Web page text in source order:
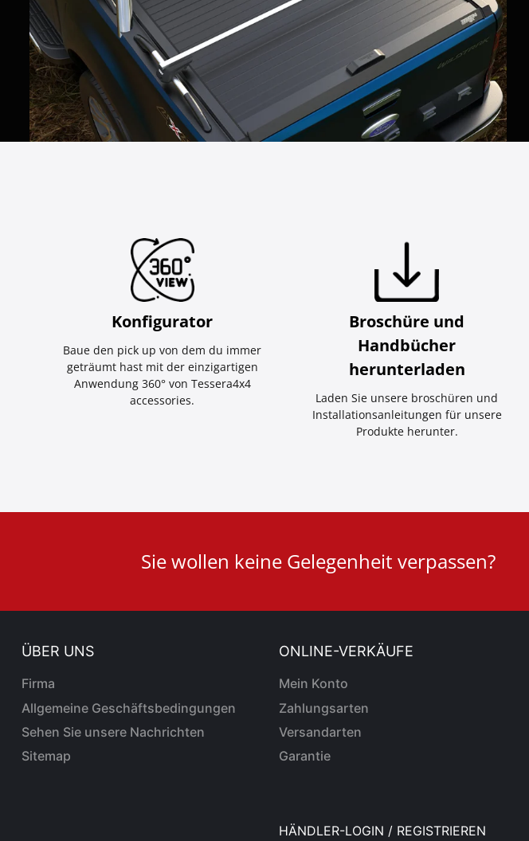
Konfigurator
Baue den pick up von dem du immer
geträumt hast mit der einzigartigen
Anwendung 360° von Tessera4x4
accessories.
Broschüre und
Handbücher
herunterladen
Laden Sie unsere broschüren und
Installationsanleitungen für unsere
Produkte herunter.
Sie wollen keine Gelegenheit verpassen?
ÜBER UNS
Firma
Allgemeine Geschäftsbedingungen
Sehen Sie unsere Nachrichten
Sitemap
ONLINE-VERKÄUFE
Mein Konto
Zahlungsarten
Versandarten
Garantie
HÄNDLER-LOGIN / REGISTRIEREN